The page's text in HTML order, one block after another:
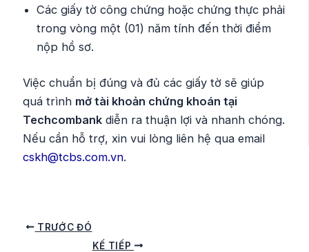
Các giấy tờ công chứng hoặc chứng thực phải
trong vòng một (01) năm tính đến thời điểm
nộp hồ sơ.
Việc chuẩn bị đúng và đủ các giấy tờ sẽ giúp
quá trình mở tài khoản chứng khoán tại
Techcombank diễn ra thuận lợi và nhanh chóng.
Nếu cần hỗ trợ, xin vui lòng liên hệ qua email
cskh@tcbs.com.vn.
Điều TRƯỚC ĐÓ
KẾ TIẾP